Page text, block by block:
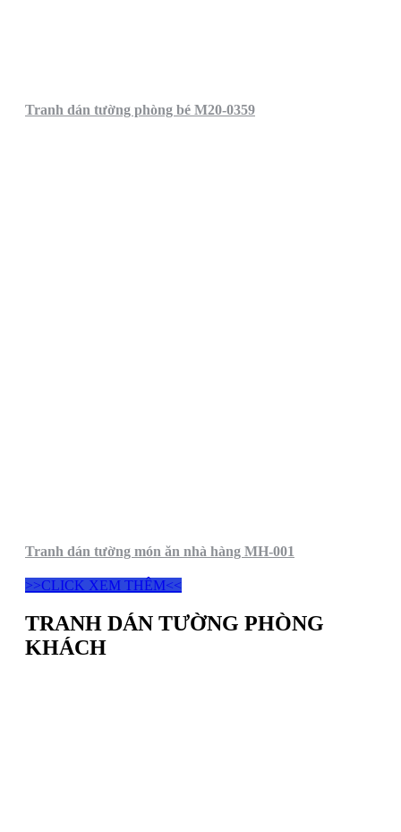
Tranh dán tường phòng bé M20-0359
Tranh dán tường món ăn nhà hàng MH-001
>>CLICK XEM THÊM<<
TRANH DÁN TƯỜNG PHÒNG
KHÁCH